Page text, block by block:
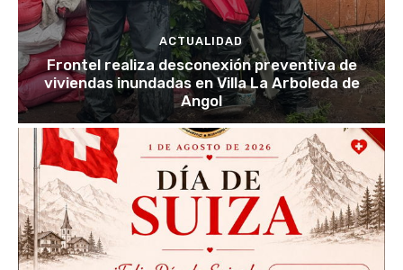
ACTUALIDAD
Frontel realiza desconexión preventiva de
viviendas inundadas en Villa La Arboleda de
Angol